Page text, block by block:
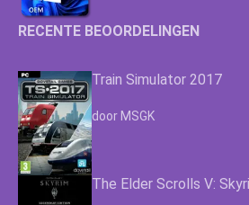
RECENTE BEOORDELINGEN
Train Simulator 2017
Waardering
door MSGK
The Elder Scrolls V: